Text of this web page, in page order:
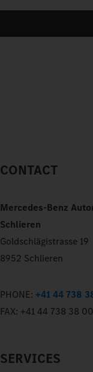
CONTACT
Mercedes-Benz
Schlieren
Goldschlägistrasse 19
8952 Schlieren
PHONE: +41 44 738
FAX: +41 44 738 38 00
SERVICES